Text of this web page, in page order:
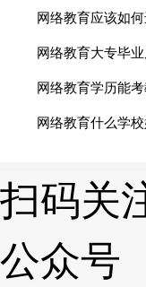
网络教育应该如
网络教育大专毕
网络教育学历能
网络教育什么学
扫码关
公众号